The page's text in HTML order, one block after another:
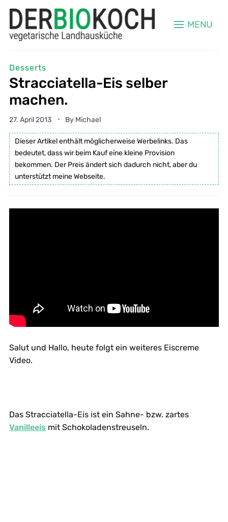
MENU
Desserts
Stracciatella-Eis selber
machen.
27. April 2013 By Michael
Dieser Artikel enthält möglicherweise Werbelinks. Das
bedeutet, dass wir beim Kauf eine kleine Provision
bekommen. Der Preis ändert sich dadurch nicht, aber du
unterstützt meine Webseite.
Salut und Hallo, heute folgt ein weiteres Eiscreme
Video.
Das Stracciatella-Eis ist ein Sahne- bzw. zartes
Vanilleeis mit Schokoladenstreuseln.